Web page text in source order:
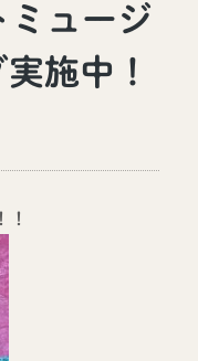
ミュージ
施中！